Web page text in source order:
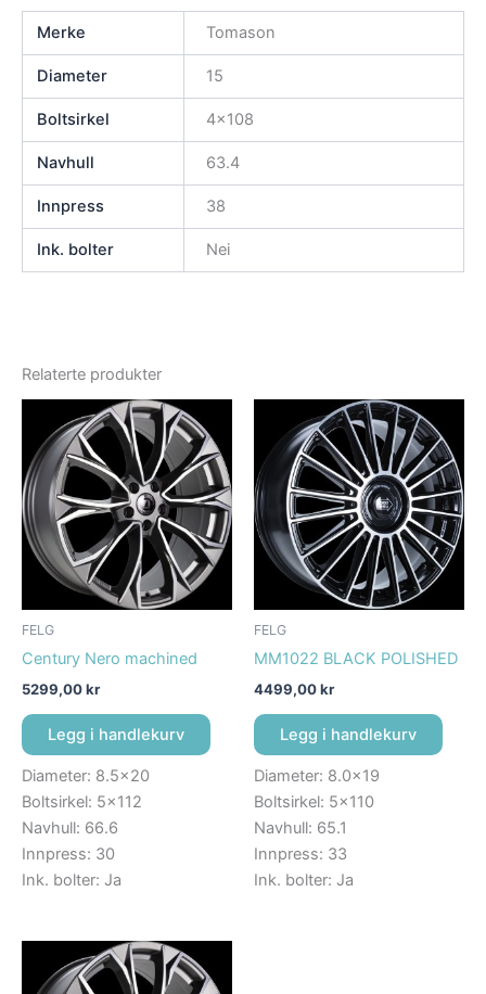
Merke Tomason
Diameter 15
Boltsirkel 4×108
Navhull 63.4
Innpress 38
Ink. bolter Nei
Relaterte produkter
FELG
Century Nero machined
5299,00kr
Legg i handlekurv
Diameter: 8.5×20
Boltsirkel: 5×112
Navhull: 66.6
Innpress: 30
Ink. bolter: Ja
FELG
MM1022 BLACK POLISHED
4499,00kr
Legg i handlekurv
Diameter: 8.0×19
Boltsirkel: 5×110
Navhull: 65.1
Innpress: 33
Ink. bolter: Ja